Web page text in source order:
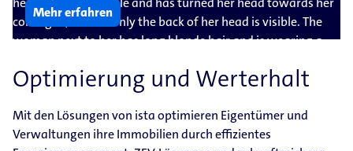
Mehr erfahren
Optimierung und Werterhalt
Mit den Lösungen von ista optimieren Eigentümer und
Verwaltungen ihre Immobilien durch effizientes